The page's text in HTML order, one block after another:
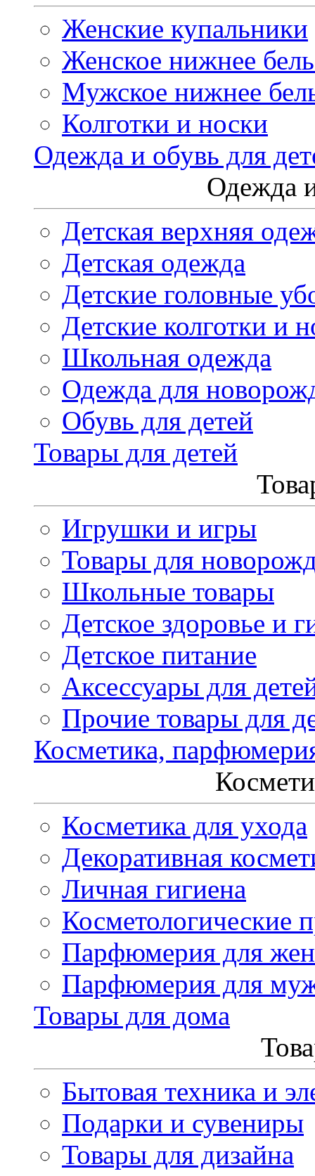
Женские купальники
Женское нижнее
Мужское нижнее
Колготки и носки
Одежда и обувь для
Одежда
Детская верхняя
Детская одежда
Детские головные
Детские колготки и
Школьная одежда
Одежда для
Обувь для детей
Товары для детей
Игрушки и игры
Товары для
Школьные товары
Детское здоровье и
Детское питание
Аксессуары для
Прочие товары для
Косметика,
Косметика для ухода
Декоративная
Личная гигиена
Косметологические
Парфюмерия для
Парфюмерия для
Товары для дома
Бытовая техника и
Подарки и сувениры
Товары для дизайна